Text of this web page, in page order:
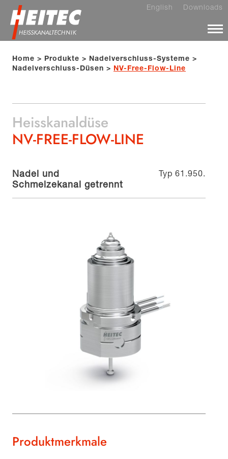
English Downloads
Home Produkte
Nadelverschluss-Systeme
Nadelverschluss-Düsen
NV-Free-Flow-Line
Heisskanaldüse
NV-FREE-FLOW-LINE
Nadel und
Schmelzekanal getrennt
Typ 61.950.
Produktmerkmale